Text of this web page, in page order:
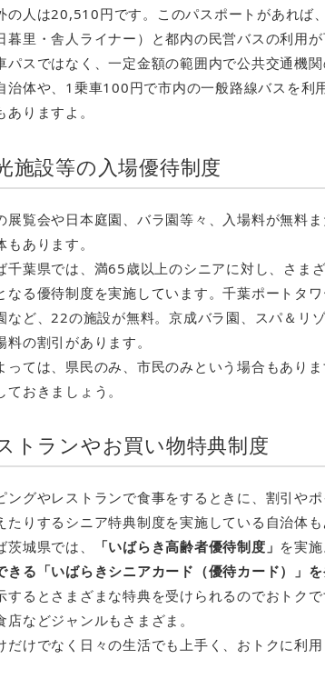
の人は20,510円です。このパスポートがあれば
暮里・舎人ライナー）と都内の民営バスの利用が
パスではなく、一定金額の範囲内で公共交通機
治体や、1乗車100円で市内の一般路線バスを利
ありますよ。
施設等の入場優待制度
展覧会や日本庭園、バラ園等々、入場料が無料
もあります。
千葉県では、満65歳以上のシニアに対し、さま
なる優待制度を実施しています。千葉ポートタ
など、22の施設が無料。京成バラ園、スパ＆リ
料の割引があります。
っては、県民のみ、市民のみという場合もあり
ておきましょう。
トランやお買い物特典制度
ングやレストランで食事をするときに、割引や
たりするシニア特典制度を実施している自治体も
茨城県では、
「いばらき高齢者優待制度」 を実
きる「いばらきシニアカード（優待カード）」を
するとさまざまな特典を受けられるのでおトク
店などジャンルもさまざま。
だけでなく日々の生活でも上手く、おトクに利用